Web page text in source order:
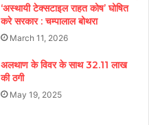
‘अस्थायी टेक्सटाइल राहत कोष’ घोषित
करे सरकार : चम्पालाल बोथरा
March 11, 2026
अलथाण के विवर के साथ 32.11 लाख
की ठगी
May 19, 2025